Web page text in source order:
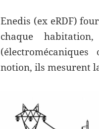
Enedis (ex eRDF)
chaque
notion, ils mesurent